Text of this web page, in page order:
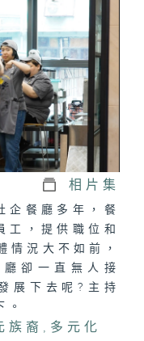
相片集
企餐廳多年，餐
工，提供職位和
情況大不如前，
卻一直無人接
展下去呢?主持
。
族裔 , 多元化